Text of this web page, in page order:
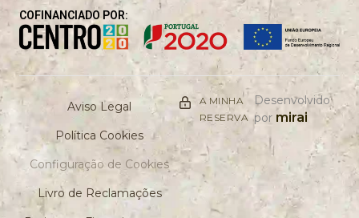
COFINANCIADO POR:
Aviso Legal
Política Cookies
Configuração de Cookies
Livro de Reclamações
A MINHA
RESERVA
Desenvolvido
por mirai